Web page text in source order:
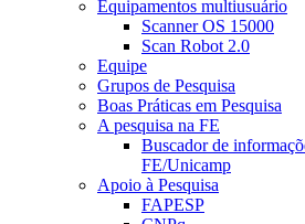
Equipamentos multiusuário
Scanner OS 15000
Scan Robot 2.0
Equipe
Grupos de Pesquisa
Boas Práticas em Pesquisa
A pesquisa na FE
Buscador de
FE/Unicamp
Apoio à Pesquisa
FAPESP